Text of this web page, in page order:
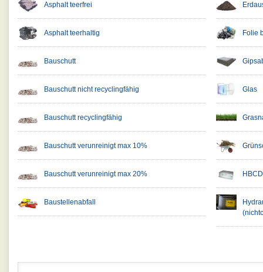
Asphalt teerfrei
Asphalt teerhaltig
Bauschutt
Bauschutt nicht recyclingfähig
Bauschutt recyclingfähig
Bauschutt verunreinigt max 10%
Bauschutt verunreinigt max 20%
Baustellenabfall
Folie
Glas